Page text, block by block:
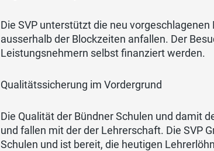
Die SVP unterstützt die neu
ausserhalb der Blockzeiten anfallen. Der
Leistungsnehmern selbst finanziert werden.
Qualitätssicherung im Vordergrund
Die Qualität der Bündner Schulen und damit
und fallen mit der der Lehrerschaft. Die SVP
Schulen und ist bereit, die heutigen